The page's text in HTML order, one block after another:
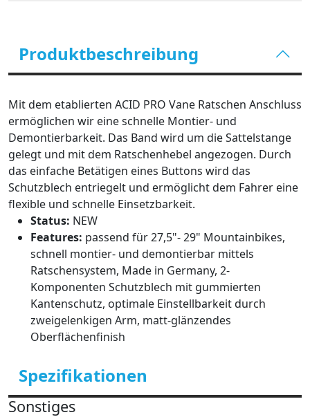
Produktbeschreibung
Mit dem etablierten ACID PRO Vane Ratschen Anschluss
ermöglichen wir eine schnelle Montier- und
Demontierbarkeit. Das Band wird um die Sattelstange
gelegt und mit dem Ratschenhebel angezogen. Durch
das einfache Betätigen eines Buttons wird das
Schutzblech entriegelt und ermöglicht dem Fahrer eine
flexible und schnelle Einsetzbarkeit.
Status: NEW
Features: passend für 27,5"- 29" Mountainbikes,
schnell montier- und demontierbar mittels
Ratschensystem, Made in Germany, 2-
Komponenten Schutzblech mit gummierten
Kantenschutz, optimale Einstellbarkeit durch
zweigelenkigen Arm, matt-glänzendes
Oberflächenfinish
Spezifikationen
Sonstiges